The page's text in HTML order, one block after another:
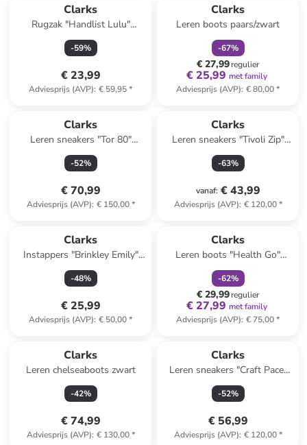
Clarks
Rugzak "Handlist Lulu"
zilverkleurig - (B)24,5 x (H)30
x (D)12 cm
-59%
€ 23,99
Adviesprijs (AVP): € 59,95*
Clarks
Leren boots paars/zwart
-67%
€ 27,99regulier
€ 25,99 met family
Adviesprijs (AVP): € 80,00*
Clarks
Leren sneakers "Tor 80"
roze/donkerblauw
-52%
€ 70,99
Adviesprijs (AVP): € 150,00*
Clarks
Leren sneakers "Tivoli Zip"
zwart
-63%
vanaf: € 43,99
Adviesprijs (AVP): € 120,00*
Clarks
Instappers "Brinkley Emily"
grijs
-48%
€ 25,99
Adviesprijs (AVP): € 50,00*
Clarks
Leren boots "Health Go"
zwart
-62%
€ 29,99regulier
€ 27,99 met family
Adviesprijs (AVP): € 75,00*
Clarks
Leren chelseaboots zwart
-42%
€ 74,99
Adviesprijs (AVP): € 130,00*
Clarks
Leren sneakers "Craft Pace"
zwart
-52%
€ 56,99
Adviesprijs (AVP): € 120,00*